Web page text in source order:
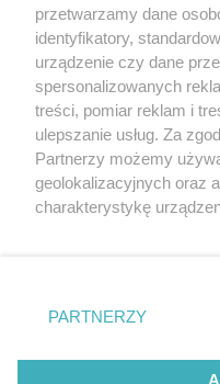
Nie zapomnij
zapoznać się z:
polityką
Twojemiasto
Piekary Śląskie
Chorzów
Tarnowskie Góry
Gliwice
przetwarzamy dane
identyfikatory,
urządzenie czy dane
spersonalizowanych
treści, pomiar reklam i
ulepszanie usług. Za
Partnerzy możemy
geolokalizacyjnych oraz
charakterystykę
zmienić/wycofać
znajdujący się w lewym
rodzaje przetwarzania
użytkownika, ale masz
PARTNERZY